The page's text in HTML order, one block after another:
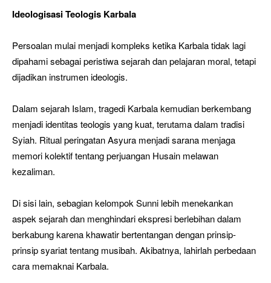
Ideologisasi Teologis Karbala
Persoalan mulai menjadi kompleks ketika Karbala tidak lagi
dipahami sebagai peristiwa sejarah dan pelajaran moral, tetapi
dijadikan instrumen ideologis.
Dalam sejarah Islam, tragedi Karbala kemudian berkembang
menjadi identitas teologis yang kuat, terutama dalam tradisi
Syiah. Ritual peringatan Asyura menjadi sarana menjaga
memori kolektif tentang perjuangan Husain melawan
kezaliman.
Di sisi lain, sebagian kelompok Sunni lebih menekankan
aspek sejarah dan menghindari ekspresi berlebihan dalam
berkabung karena khawatir bertentangan dengan prinsip-
prinsip syariat tentang musibah. Akibatnya, lahirlah perbedaan
cara memaknai Karbala.